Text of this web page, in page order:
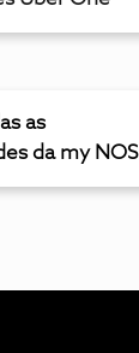
as
da my NOS